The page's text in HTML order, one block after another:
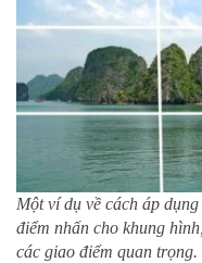
Một ví dụ về cách áp
điểm nhấn cho khung
các giao điểm quan trọng.